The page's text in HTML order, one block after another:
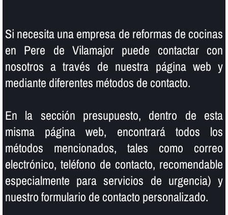
Si necesita una empresa de reformas de cocinas
en Pere de Vilamajor puede contactar con
nosotros a través de nuestra página web y
mediante diferentes métodos de contacto.
En la sección presupuesto, dentro de esta
misma página web, encontrará todos los
métodos mencionados, tales como correo
electrónico, teléfono de contacto, recomendable
especialmente para servicios de urgencia) y
nuestro formulario de contacto personalizado.